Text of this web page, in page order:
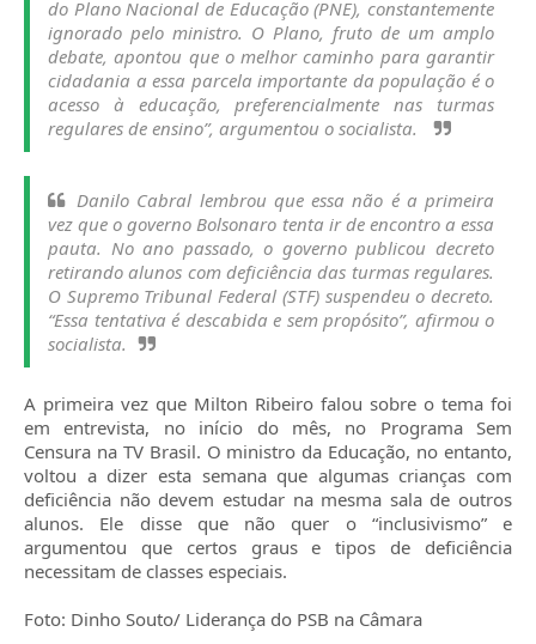
do Plano Nacional de Educação (PNE), constantemente
ignorado pelo ministro. O Plano, fruto de um amplo
debate, apontou que o melhor caminho para garantir
cidadania a essa parcela importante da população é o
acesso à educação, preferencialmente nas turmas
regulares de ensino”, argumentou o socialista.
Danilo Cabral lembrou que essa não é a primeira
vez que o governo Bolsonaro tenta ir de encontro a essa
pauta. No ano passado, o governo publicou decreto
retirando alunos com deficiência das turmas regulares.
O Supremo Tribunal Federal (STF) suspendeu o decreto.
“Essa tentativa é descabida e sem propósito”, afirmou o
socialista.
A primeira vez que Milton Ribeiro falou sobre o tema foi
em entrevista, no início do mês, no Programa Sem
Censura na TV Brasil. O ministro da Educação, no entanto,
voltou a dizer esta semana que algumas crianças com
deficiência não devem estudar na mesma sala de outros
alunos. Ele disse que não quer o “inclusivismo” e
argumentou que certos graus e tipos de deficiência
necessitam de classes especiais.
Foto: Dinho Souto/ Liderança do PSB na Câmara